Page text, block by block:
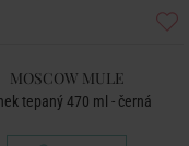
MOSCOW MULE
tepaný 470 ml - černá